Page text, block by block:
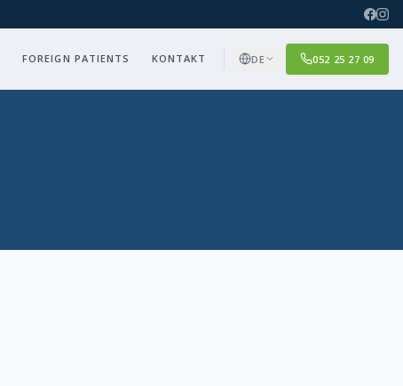
FOREIGN PATIENTS KONTAKT DE 052 25 27 09